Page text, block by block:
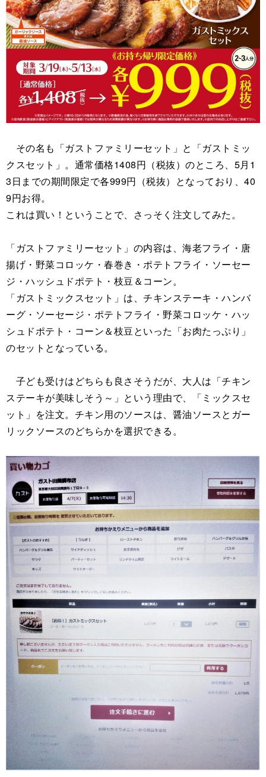
その名も「ガストファミリーセット」と「ガストミッ
クスセット」。通常価格1408円（税抜）のところ、5月1
3日までの期間限定で各999円（税抜）となっており、40
9円お得。
これは買い！ということで、さっそく注文してみた。
「ガストファミリーセット」の内容は、海老フライ・唐
揚げ・野菜コロッケ・春巻き・ポテトフライ・ソーセー
ジ・ハッシュドポテト・枝豆＆コーン。
「ガストミックスセット」は、チキンステーキ・ハンバ
ーグ・ソーセージ・ポテトフライ・野菜コロッケ・ハッ
シュドポテト・コーン＆枝豆といった「お肉たっぷり」
のセットとなっている。
子ども受けはどちらも良さそうだが、大人は「チキン
ステーキが美味しそう～」という理由で、「ミックスセ
ット」を注文。チキン用のソースは、醤油ソースとガー
リックソースのどちらかを選択できる。